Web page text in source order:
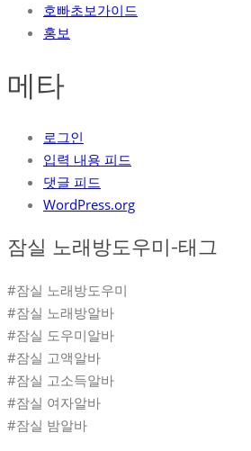
호빠초보가이드
홍보
메타
로그인
입력 내용 피드
댓글 피드
WordPress.org
잠실 노래방도우미-태그
#잠실 노래방도우미
#잠실 노래방알바
#잠실 도우미알바
#잠실 고액알바
#잠실 고소득알바
#잠실 여자알바
#잠실 밤알바